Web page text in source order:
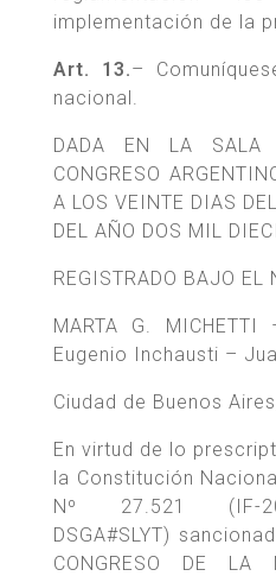
implementación de la
Art. 13.–
nacional.
DADA EN LA SALA
CONGRESO
A LOS VEINTE DIAS
DEL AÑO DOS MIL
REGISTRADO BAJO EL
MARTA G.
Eugenio Inchausti –
Ciudad de Buenos
En virtud de lo
la Constitución
Nº 27.521 (IF-
DSGA#SLYT)
CONGRESO DE